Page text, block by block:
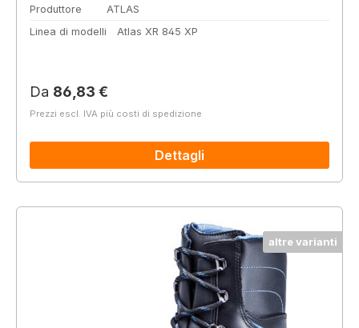
Produttore
ATLAS
Linea di modelli
Atlas XR 845 XP
Prezzo normale:
Da 86,83 €
Prezzi escl. IVA più costi di spedizione
Dettagli
altre varianti